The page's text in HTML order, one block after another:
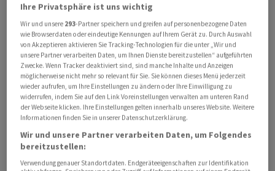
quasi den Staubsaugerroboter unter den
Bohrsystemen», so Nyffeler, «mit platzsparender und
automatisierter Bohrtechnologie wollen wir
geothermische Wärmeerzeugung weltweit
wirtschaftlich machen.»
Die Gründer
Nicola Nyffeler ist gelernter Landmaschinenmechaniker
und Maschinenbauingenieur und hat zunächst ein
Einzelunternehmen gegründet. «Mein Ziel war es, mit
Ihre Privatsphäre ist uns wichtig
Wir und unsere 293-Partner speichern und greifen auf personenbezogene Daten
wie Browserdaten oder eindeutige Kennungen auf Ihrem Gerät zu. Durch Auswahl
von Akzeptieren aktivieren Sie Tracking-Technologien für die unter „Wir und
unsere Partner verarbeiten Daten, um Ihnen Dienste bereitzustellen“ aufgeführten
Zwecke. Wenn Tracker deaktiviert sind, sind manche Inhalte und Anzeigen
möglicherweise nicht mehr so relevant für Sie. Sie können dieses Menü jederzeit
wieder aufrufen, um Ihre Einstellungen zu ändern oder Ihre Einwilligung zu
widerrufen, indem Sie auf den Link Voreinstellungen verwalten am unteren Rand
der Webseite klicken. Ihre Einstellungen gelten innerhalb unseres Website. Weitere
Informationen finden Sie in unserer Datenschutzerklärung.
Wir und unsere Partner verarbeiten Daten, um Folgendes
bereitzustellen:
Verwendung genauer Standortdaten. Endgeräteeigenschaften zur Identifikation